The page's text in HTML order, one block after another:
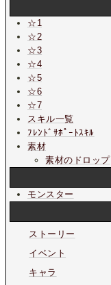
☆1
☆2
☆3
☆4
☆5
☆6
☆7
スキル一覧
ﾌﾚﾝﾄﾞｻﾎﾟｰﾄｽｷﾙ
素材
素材のドロップ
モンスター
ストーリー
イベント
キャラ